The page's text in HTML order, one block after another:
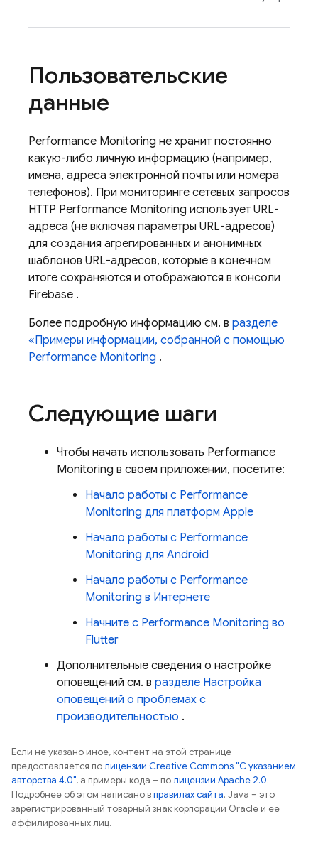
Пользовательские
данные
Performance Monitoring не хранит постоянно
какую-либо личную информацию (например,
имена, адреса электронной почты или номера
телефонов). При мониторинге сетевых запросов
HTTP Performance Monitoring использует URL-
адреса (не включая параметры URL-адресов)
для создания агрегированных и анонимных
шаблонов URL-адресов, которые в конечном
итоге сохраняются и отображаются в консоли
Firebase .
Более подробную информацию см. в разделе
«Примеры информации, собранной с помощью
Performance Monitoring .
Следующие шаги
Чтобы начать использовать Performance
Monitoring в своем приложении, посетите:
Начало работы с Performance
Monitoring для платформ Apple
Начало работы с Performance
Monitoring для Android
Начало работы с Performance
Monitoring в Интернете
Начните с Performance Monitoring во
Flutter
Дополнительные сведения о настройке
оповещений см. в разделе Настройка
оповещений о проблемах с
производительностью .
Если не указано иное, контент на этой странице
предоставляется полицензии Creative Commons "С указанием
авторства 4.0", а примеры кода – полицензии Apache 2.0.
Подробнее об этом написано вправилах сайта. Java – это
зарегистрированный товарный знак корпорации Oracle и ее
аффилированных лиц.